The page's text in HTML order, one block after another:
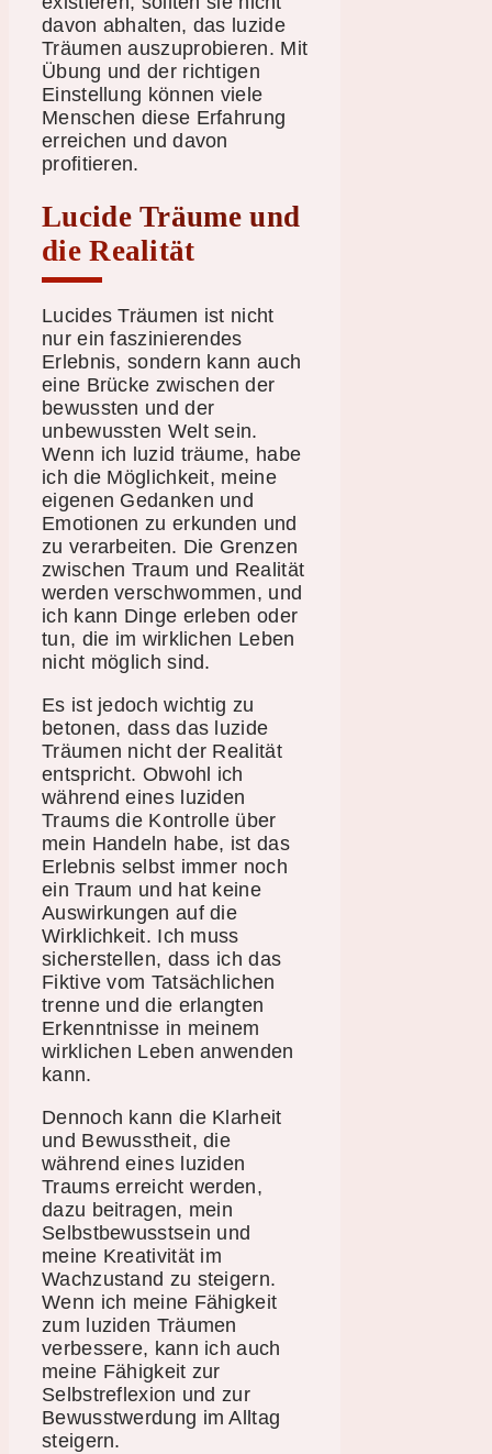
davon abhalten, das luzide
Träumen auszuprobieren. Mit
Übung und der richtigen
Einstellung können viele
Menschen diese Erfahrung
erreichen und davon
profitieren.
Lucide Träume und
die Realität
Lucides Träumen ist nicht
nur ein faszinierendes
Erlebnis, sondern kann auch
eine Brücke zwischen der
bewussten und der
unbewussten Welt sein.
Wenn ich luzid träume, habe
ich die Möglichkeit, meine
eigenen Gedanken und
Emotionen zu erkunden und
zu verarbeiten. Die Grenzen
zwischen Traum und Realität
werden verschwommen, und
ich kann Dinge erleben oder
tun, die im wirklichen Leben
nicht möglich sind.
Es ist jedoch wichtig zu
betonen, dass das luzide
Träumen nicht der Realität
entspricht. Obwohl ich
während eines luziden
Traums die Kontrolle über
mein Handeln habe, ist das
Erlebnis selbst immer noch
ein Traum und hat keine
Auswirkungen auf die
Wirklichkeit. Ich muss
sicherstellen, dass ich das
Fiktive vom Tatsächlichen
trenne und die erlangten
Erkenntnisse in meinem
wirklichen Leben anwenden
kann.
Dennoch kann die Klarheit
und Bewusstheit, die
während eines luziden
Traums erreicht werden,
dazu beitragen, mein
Selbstbewusstsein und
meine Kreativität im
Wachzustand zu steigern.
Wenn ich meine Fähigkeit
zum luziden Träumen
verbessere, kann ich auch
meine Fähigkeit zur
Selbstreflexion und zur
Bewusstwerdung im Alltag
steigern.